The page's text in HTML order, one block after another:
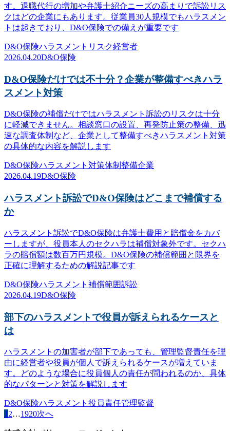
す。退職代行の増加や弁護士紹介ニーズの高まりで訴訟リス
クはどの企業にもあります。従業員30人規模でもハラスメン
トは起きており、D&O保険での備えが重要です
D&O保険ハラスメント リスク経営者
2026.04.20D&O保険
D&O保険だけでは不十分？企業が整備すべきハラ
スメント対策
D&O保険の補償だけではハラスメント訴訟のリスクは十分
に軽減できません。相談窓口の設置、再発防止策の整備、迅
速な調査体制など、企業として整備すべきハラスメント対策
の具体的な内容を解説します
D&O保険ハラスメント対策体制整備企業
2026.04.19D&O保険
ハラスメント訴訟でD&O保険はどこまで補償する
か
ハラスメント訴訟でD&O保険は弁護士費用と賠償金をカバ
ーしますが、役員本人のセクハラは補償対象外です。セクハ
ラの賠償額は数百万円規模。D&O保険の補償範囲と限界を
正確に理解するための解説記事です
D&O保険ハラスメント 補償範囲訴訟
2026.04.19D&O保険
部下のハラスメントで役員が訴えられるケースと
は
ハラスメントの加害者が部下であっても、管理監督責任を理
由に経営者や役員が個人で訴えられるケースが増えていま
す。どのような場合に役員個人の責任が問われるのか、具体
的なパターンと対策を解説します
D&O保険ハラスメント 役員責任管理監督
1 2…1920次へ